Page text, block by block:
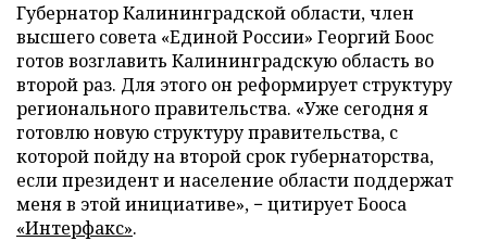
Губернатор Калининградской области, член
высшего совета «Единой России» Георгий Боос
готов возглавить Калининградскую область во
второй раз. Для этого он реформирует структуру
регионального правительства. «Уже сегодня я
готовлю новую структуру правительства, с
которой пойду на второй срок губернаторства,
если президент и население области поддержат
меня в этой инициативе», − цитирует Бооса
«Интерфакс».